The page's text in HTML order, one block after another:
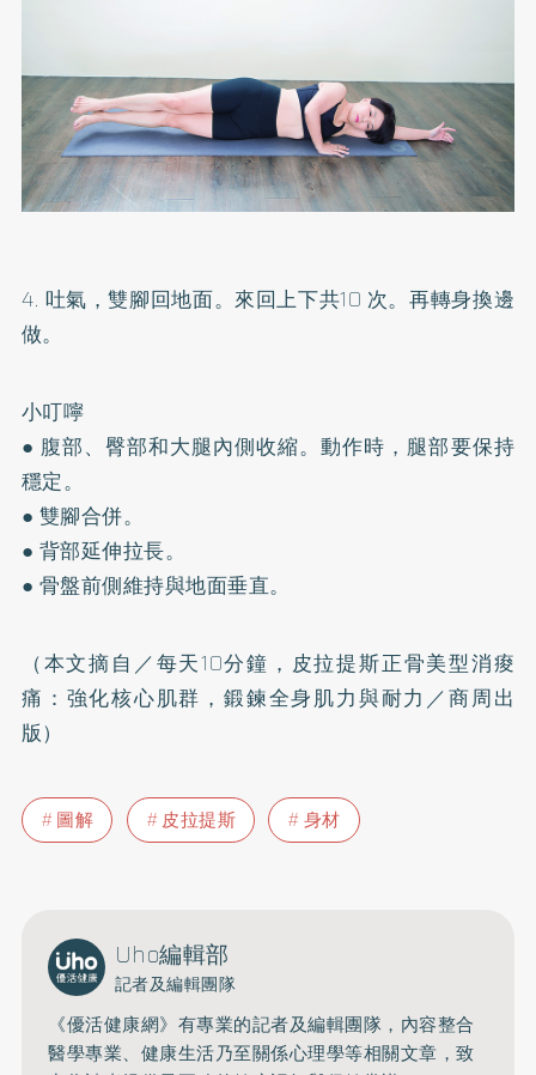
4. 吐氣，雙腳回地面。來回上下共10 次。再轉身換邊
做。
小叮嚀
● 腹部、臀部和大腿內側收縮。動作時，腿部要保持
穩定。
● 雙腳合併。
● 背部延伸拉長。
● 骨盤前側維持與地面垂直。
（本文摘自／每天10分鐘，皮拉提斯正骨美型消痠
痛：強化核心肌群，鍛鍊全身肌力與耐力／商周出
版）
圖解 皮拉提斯 身材
Uho編輯部
記者及編輯團隊
《優活健康網》有專業的記者及編輯團隊，內容整合
醫學專業、健康生活乃至關係心理學等相關文章，致